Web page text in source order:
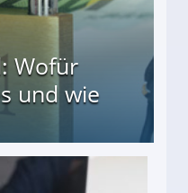
Wofür
und wie